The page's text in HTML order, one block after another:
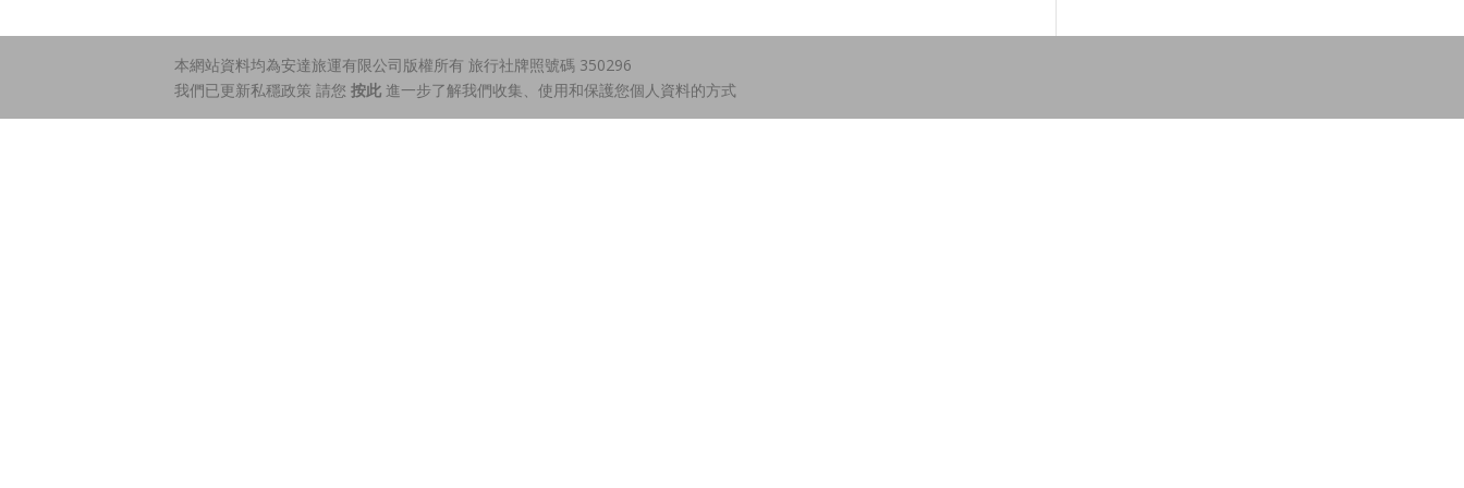
本網站資料均為安達旅運有限公司版權所有 旅行社牌照號碼 350296
我們已更新私穩政策 請您 按此 進一步了解我們收集、使用和保護您個人資料的方式